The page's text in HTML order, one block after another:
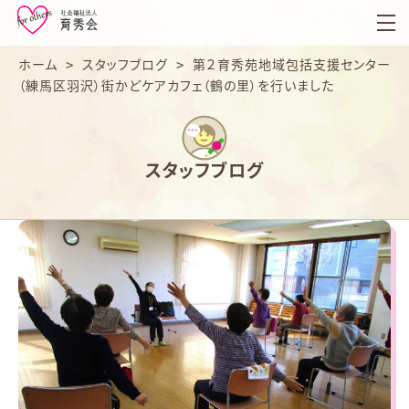
育
秀
会
ホーム > スタッフブログ > 第２育秀苑地域包括支援センター
（練馬区羽沢）街かどケアカフェ（鶴の里）を行いました
スタッフブログ